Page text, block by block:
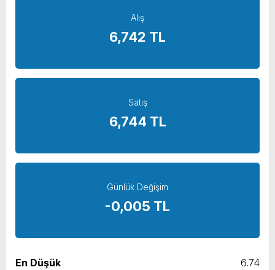
yeni özellikler belli olduAlış
6,742 TL
Satış
6,744 TL
Günlük Değişim
-0,005 TL
En Düşük
6.74